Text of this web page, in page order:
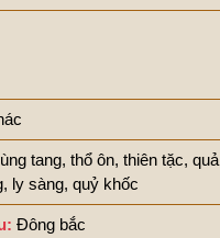
tang, thổ ôn, thiên tặc, quả
ly sàng, quỷ khốc
Đông bắc